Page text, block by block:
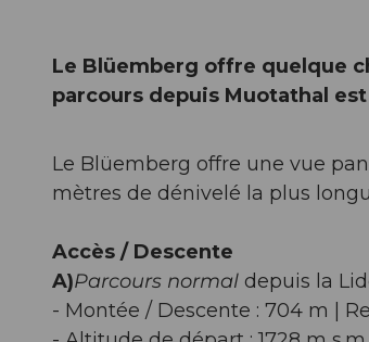
Le Blüemberg offre quelque
parcours depuis Muotathal
Le Blüemberg offre une vue
mètres de dénivelé la plus
Accès / Descente
A)Parcours normal depuis la
- Montée / Descente : 704 m |